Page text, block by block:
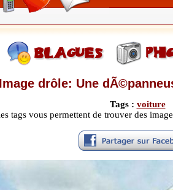
drôle: Une
Tags : voiture
tags vous permettent de trouver des